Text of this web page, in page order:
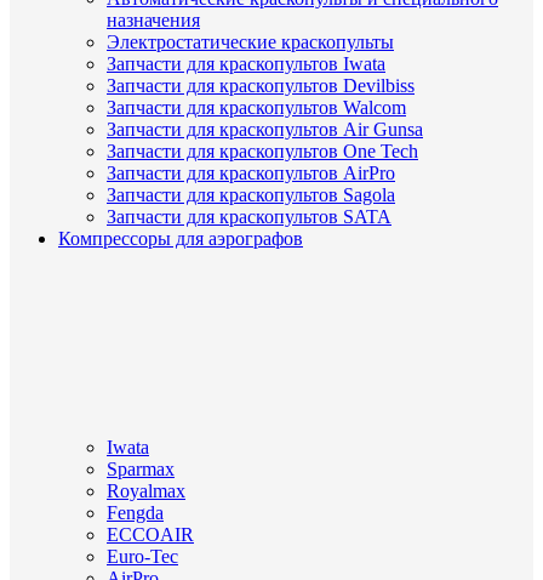
назначения
Электростатические краскопульты
Запчасти для краскопультов Iwata
Запчасти для краскопультов Devilbiss
Запчасти для краскопультов Walcom
Запчасти для краскопультов Air Gunsa
Запчасти для краскопультов One Tech
Запчасти для краскопультов AirPro
Запчасти для краскопультов Sagola
Запчасти для краскопультов SATA
Компрессоры для аэрографов
Iwata
Sparmax
Royalmax
Fengda
ECCOAIR
Euro-Tec